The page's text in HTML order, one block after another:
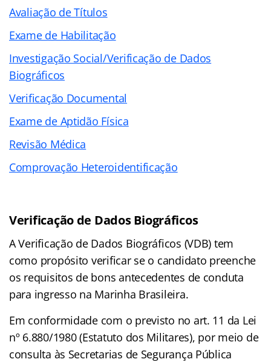
Avaliação de Títulos
Exame de Habilitação
Investigação Social/Verificação de Dados
Biográficos
Verificação Documental
Exame de Aptidão Física
Revisão Médica
Comprovação Heteroidentificação
Verificação de Dados Biográficos
A Verificação de Dados Biográficos (VDB) tem
como propósito verificar se o candidato preenche
os requisitos de bons antecedentes de conduta
para ingresso na Marinha Brasileira.
Em conformidade com o previsto no art. 11 da Lei
nº 6.880/1980 (Estatuto dos Militares), por meio de
consulta às Secretarias de Segurança Pública